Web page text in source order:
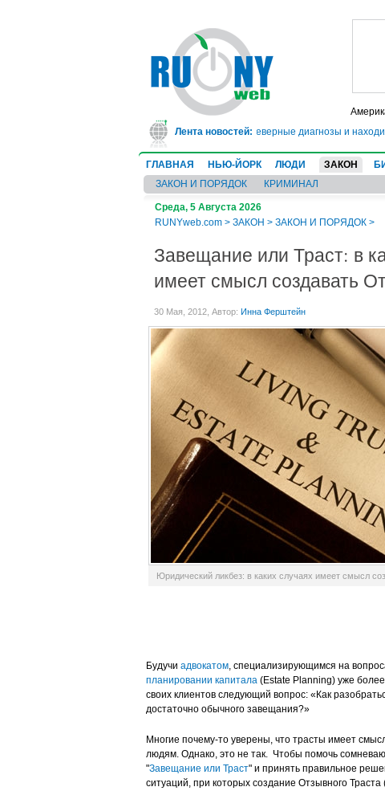
Лента новостей:
за мошенничество: он 20 лет ставил пациентам неверные диагнозы и находил
ГЛАВНАЯ НЬЮ-ЙОРК ЛЮДИ ЗАКОН
ЗАКОН И ПОРЯДОК
КРИМИНАЛ
Среда, 5 Августа 2026
RUNYweb.com > ЗАКОН > ЗАКОН И ПОРЯДОК >
Завещание или Траст: в
имеет смысл создавать
30 Мая, 2012, Автор: Инна Ферштейн
Юридический ликбез: в каких случаях имеет смысл
Будучи адвокатом, специализирующимся на
планировании капитала (Estate Planning) уже
своих клиентов следующий вопрос: «Как
достаточно обычного завещания?»
Многие почему-то уверены, что трасты имеет
людям. Однако, это не так. Чтобы помочь
"Завещание или Траст" и принять правильное
ситуаций, при которых создание Отзывного